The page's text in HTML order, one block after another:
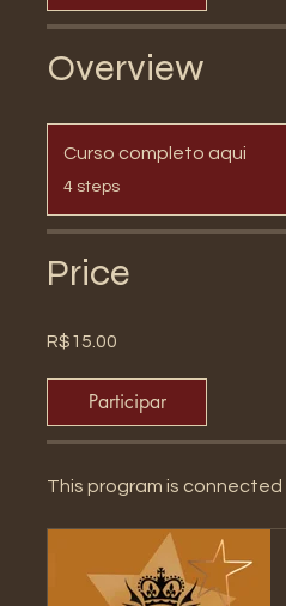
Overview
Curso completo aqui
.
4 steps
Price
R$15.00
Participar
This program is connected